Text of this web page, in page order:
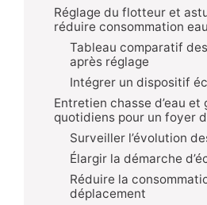
Réglage du flotteur et
réduire consommation eau
Tableau comparatif
après réglage
Intégrer un dispositif
Entretien chasse d’eau et
quotidiens pour un foyer
Surveiller l’évolution
Élargir la démarche
Réduire la
déplacement